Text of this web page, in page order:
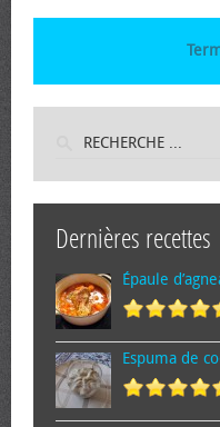
Dernières recettes
Épaule
Espuma de